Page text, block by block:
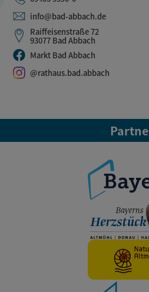
info@bad-abbach.de
Raiffeisenstraße 72
93077 Bad Abbach
Markt Bad Abbach
@rathaus.bad.abbach